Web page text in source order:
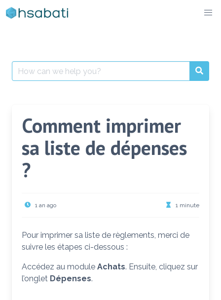
Skip
to
Search
for:
Comment imprimer
sa liste de dépenses
?
1 an ago 1 minute
Pour imprimer sa liste de règlements, merci de
suivre les étapes ci-dessous :
Accédez au module Achats. Ensuite, cliquez sur
l’onglet Dépenses.